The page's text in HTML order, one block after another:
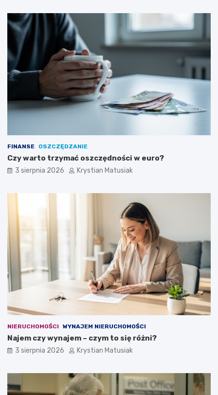
FINANSE OSZCZĘDZANIE
Czy warto trzymać oszczędności w euro?
3 sierpnia 2026 Krystian Matusiak
NIERUCHOMOŚCI WYNAJEM NIERUCHOMOŚCI
Najem czy wynajem – czym to się różni?
3 sierpnia 2026 Krystian Matusiak